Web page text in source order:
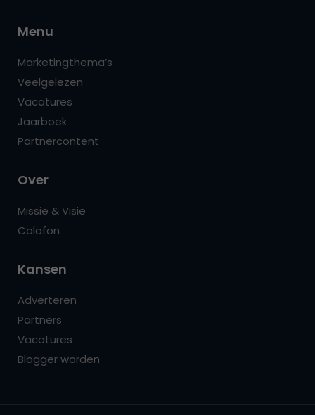
Menu
Marketingthema’s
Veelgelezen
Vacatures
Jaarboek
Partnercontent
Over
Missie & Visie
Colofon
Kansen
Adverteren
Partners
Vacatures
Blogger worden